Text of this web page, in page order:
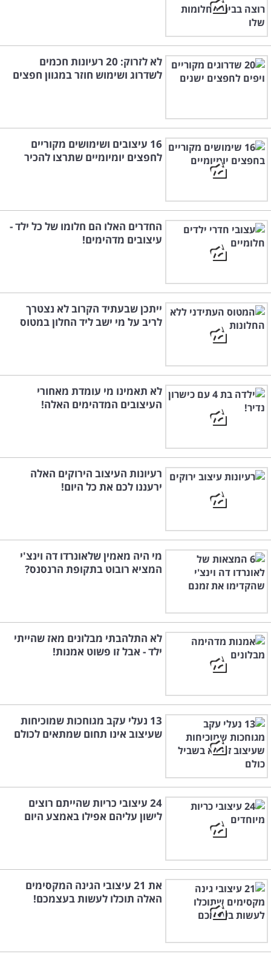
לא לזרוק: 20 רעיונות חכמים
לשדרוג ושימוש חוזר במגוון חפצים
16 עיצובים ושימושים מקוריים
לחפצים יומיומיים שתרצו להכיר
החדרים האלו הם חלומו של כל ילד -
עיצובים מדהימים!
ייתכן שבעתיד הקרוב לא נצטרך
לריב על מי ישב ליד החלון במטוס
לא תאמינו מי עומדת מאחורי
העיצובים המדהימים האלה!
רעיונות העיצוב הירוקים האלה
ירעננו לכם את כל היום!
מי היה מאמין שלאונרדו דה וינצ'י
המציא רובוט בתקופת הרנסנס?
לא התלהבתי מבלונים מאז שהייתי
ילד - אבל זו פשוט אמנות!
13 נעלי עקב מגוחכות שמוכיחות
שעיצוב אינו תחום שמתאים לכולם
24 עיצובי כריות שהייתם רוצים
לישון עליהם אפילו באמצע היום
את 21 עיצובי הגינה המקסימים
האלה תוכלו לעשות בעצמכם!